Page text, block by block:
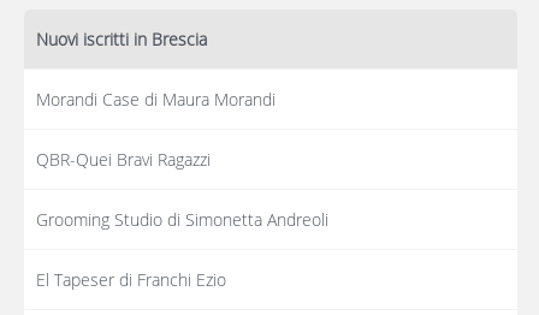
Nuovi iscritti in Brescia
Morandi Case di Maura Morandi
QBR-Quei Bravi Ragazzi
Grooming Studio di Simonetta Andreoli
El Tapeser di Franchi Ezio